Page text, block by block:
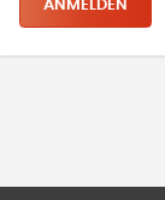
ANMELDEN